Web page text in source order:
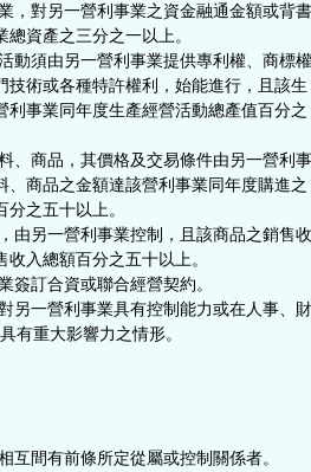
，對另一營利事業之資金融通金額或背
資產之三分之一以上。
動須由另一營利事業提供專利權、商標
術或各種特許權利，始能進行，且該生
事業同年度生產經營活動總產值百分之
、商品，其價格及交易條件由另一營利
商品之金額達該營利事業同年度購進之
之五十以上。
由另一營利事業控制，且該商品之銷售
入總額百分之五十以上。
簽訂合資或聯合經營契約。
另一營利事業具有控制能力或在人事、
有重大影響力之情形。
互間有前條所定從屬或控制關係者。